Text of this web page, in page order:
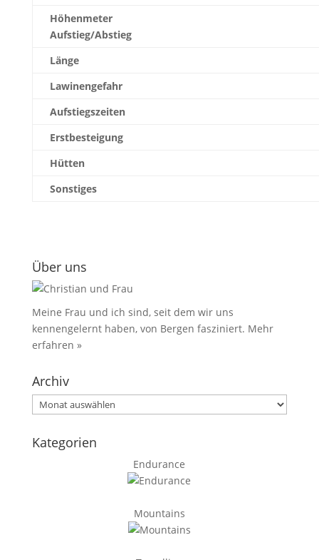
Höhenmeter
Aufstieg/Abstieg
Länge
Lawinengefahr
Aufstiegszeiten
Erstbesteigung
Hütten
Sonstiges
Über uns
Meine Frau und ich sind, seit dem wir uns
kennengelernt haben, von Bergen fasziniert. Mehr
erfahren »
Archiv
Archiv
Kategorien
Endurance
Mountains